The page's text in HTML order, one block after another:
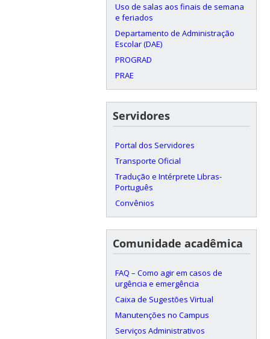
Uso de salas aos finais de semana
e feriados
Departamento de Administração
Escolar (DAE)
PROGRAD
PRAE
Servidores
Portal dos Servidores
Transporte Oficial
Tradução e Intérprete Libras-
Português
Convênios
Comunidade acadêmica
FAQ – Como agir em casos de
urgência e emergência
Caixa de Sugestões Virtual
Manutenções no Campus
Serviços Administrativos